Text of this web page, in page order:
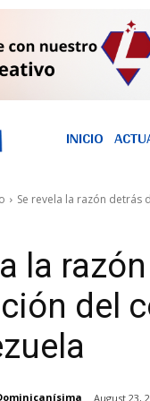
INICIO
Se revela la razón detrás
la
del
August 23,